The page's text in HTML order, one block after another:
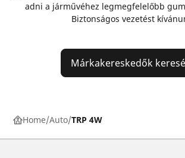
adni a járművéhez legmegfelelőbb
Biztonságos vezetést
Márkakereskedők
Home Auto TRP 4W